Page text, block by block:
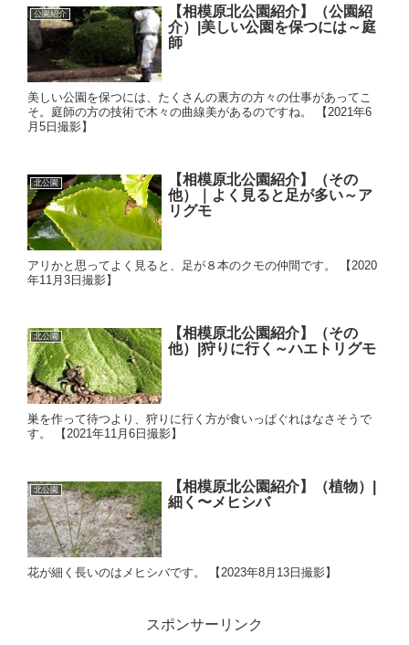
公園紹介
【相模原北公園紹介】（公園紹
介）|美しい公園を保つには～庭
師
美しい公園を保つには、たくさんの裏方の方々の仕事があってこ
そ。庭師の方の技術で木々の曲線美があるのですね。 【2021年6
月5日撮影】
北公園
【相模原北公園紹介】（その
他）｜よく見ると足が多い～ア
リグモ
アリかと思ってよく見ると、足が８本のクモの仲間です。 【2020
年11月3日撮影】
北公園
【相模原北公園紹介】（その
他）|狩りに行く～ハエトリグモ
巣を作って待つより、狩りに行く方が食いっぱぐれはなさそうで
す。 【2021年11月6日撮影】
北公園
【相模原北公園紹介】（植物）|
細く〜メヒシバ
花が細く長いのはメヒシバです。 【2023年8月13日撮影】
スポンサーリンク